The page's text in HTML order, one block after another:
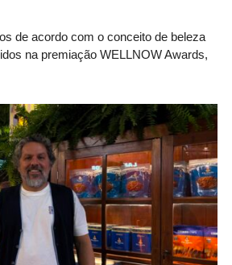
de acordo com o conceito de beleza
na premiação WELLNOW Awards,